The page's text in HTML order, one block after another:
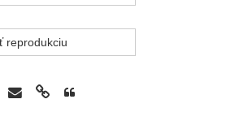
reprodukciu